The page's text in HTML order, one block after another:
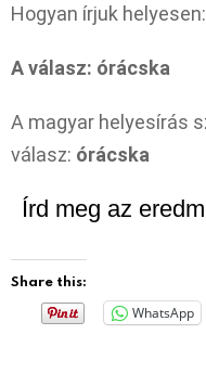
Hogyan írjuk
A válasz: órácska
A magyar helyesírás
válasz: órácska
Írd meg az
Share this:
WhatsApp